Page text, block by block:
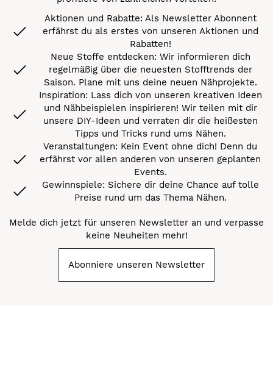
Aktionen und Rabatte: Als Newsletter Abonnent
erfährst du als erstes von unseren Aktionen und
Rabatten!
Neue Stoffe entdecken: Wir informieren dich
regelmäßig über die neuesten Stofftrends der
Saison. Plane mit uns deine neuen Nähprojekte.
Inspiration: Lass dich von unseren kreativen Ideen
und Nähbeispielen inspirieren! Wir teilen mit dir
unsere DIY-Ideen und verraten dir die heißesten
Tipps und Tricks rund ums Nähen.
Veranstaltungen: Kein Event ohne dich! Denn du
erfährst vor allen anderen von unseren geplanten
Events.
Gewinnspiele: Sichere dir deine Chance auf tolle
Preise rund um das Thema Nähen.
Melde dich jetzt für unseren Newsletter an und verpasse
keine Neuheiten mehr!
Abonniere unseren Newsletter